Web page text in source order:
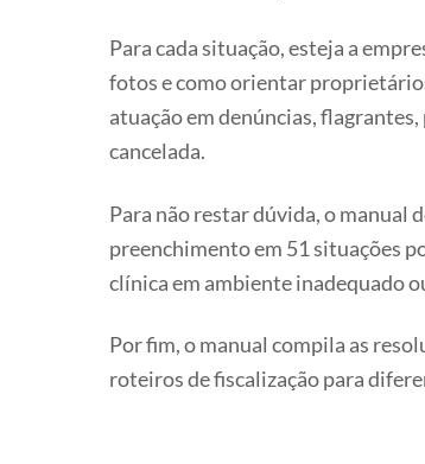
Para cada situação, esteja a
fotos e como orientar
atuação em denúncias,
cancelada.
Para não restar dúvida, o manual
preenchimento em 51 situações
clínica em ambiente inadequado
Por fim, o manual compila as
roteiros de fiscalização para